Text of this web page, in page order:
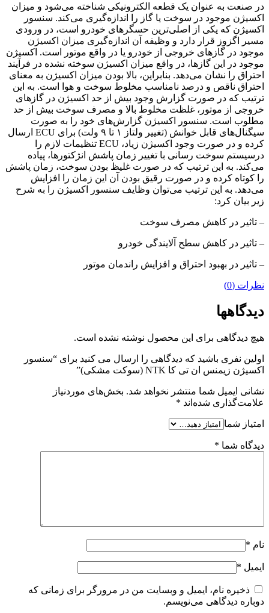
در صنعت به عنوان یک قطعه الکترونیکی شناخته می‌شود و میزان
اکسیژن موجود در سوخت یا گاز را اندازه‌گیری می‌کند. سنسور
اکسیژن که یکی از اصلی‌ترین حسگرهای خودرو است، در ورودی
مسیر اگزوز قرار دارد و وظیفه آن اندازه‌گیری میزان اکسیژن
موجود در گازهای خروجی از خودرو یا در واقع موتور است. اکسیژن
موجود در این گازها، در واقع میزان اکسیژن سوخته نشده در فرآیند
احتراق را نشان می‌دهد. بنابراین، بالا بودن میزان اکسیژن به معنای
احتراق ناقص و درصد نامناسب مخلوط سوخت و هوا است. به این
ترتیب که در صورت گزارش وجود بیش از حد اکسیژن در گازهای
خروجی از موتور، غلظت مخلوط بالا و مصرف سوخت بیش از حد
مطلوب است. سنسور اکسیژن گزارش‌های خود را به صورت
سیگنال‌های قابل خوانش (تغییر ولتاز ۱ تا ۹ ولت) برای ECU ارسال
کرده و در صورت وجود اکسیژن زیاد، ECU تنظیمات لازم را
درسیستم سوخت رسانی با تغییر زمان پاشش انژکتورها، پیاده
می‌کند. به این ترتیب که در صورت غلیظ بودن سوخت، زمان پاشش
را کوتاه کرده و در صورت رقیق بودن آن این زمان را افزایش
می‌دهد. به این ترتیب می‌توان وظایف سنسور اکسیژن را به شرح
زیر بیان کرد:
– تاثیر در کاهش مصرف سوخت
– تاثیر در کاهش سطح آلایندگی خودرو
– تاثیر در بهبود احتراق و افزایش راندمان موتور
نظرات (0)
دیدگاهها
هیچ دیدگاهی برای این محصول نوشته نشده است.
اولین نفری باشید که دیدگاهی را ارسال می کنید برای “سنسور
اکسیژن زیمنس ان تی کا NTK (سوکت مشکی)”
نشانی ایمیل شما منتشر نخواهد شد. بخش‌های موردنیاز
علامت‌گذاری شده‌اند *
امتیاز شما
دیدگاه شما *
نام *
ایمیل *
ذخیره نام، ایمیل و وبسایت من در مرورگر برای زمانی که
دوباره دیدگاهی می‌نویسم.